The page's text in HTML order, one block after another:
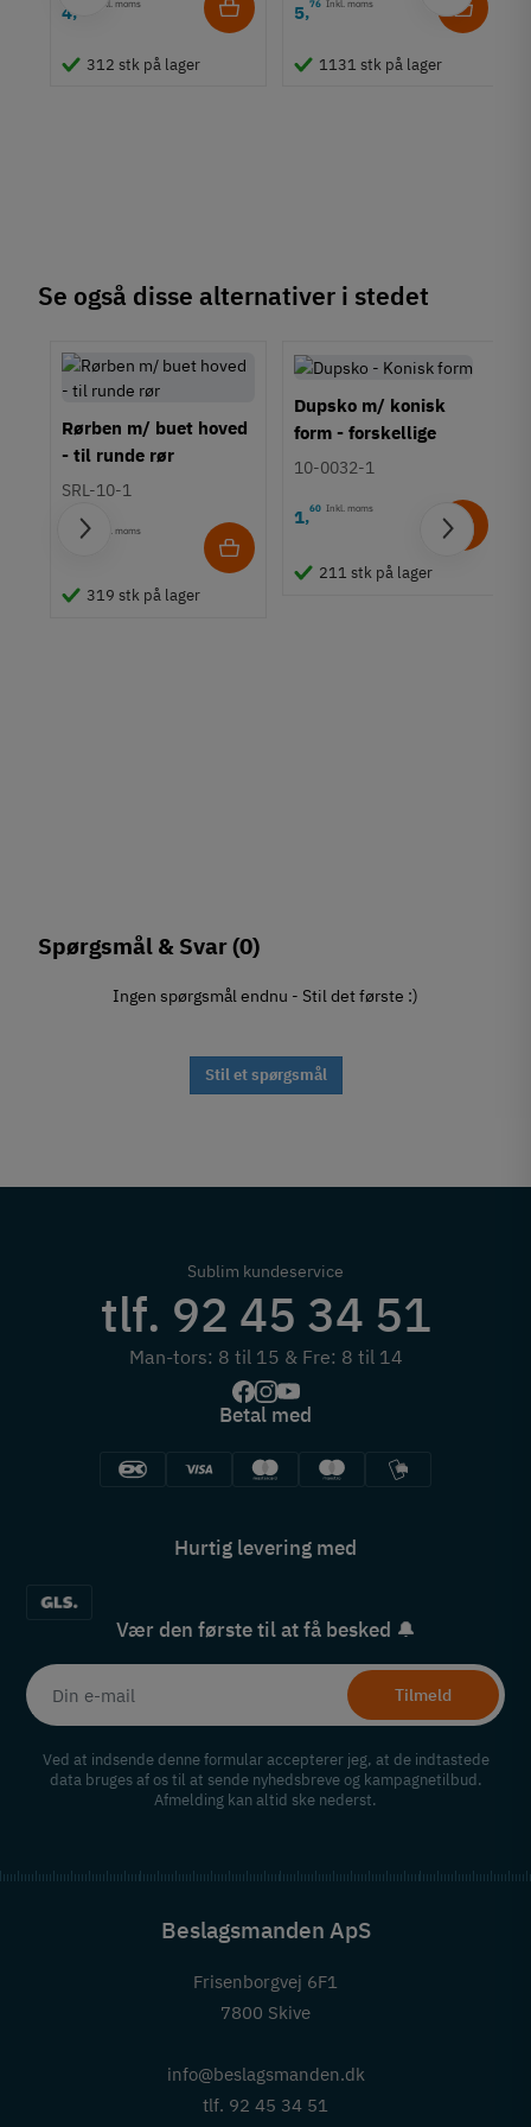
4, Inkl. moms
312 stk på lager
5,76 Inkl. moms
1131 stk på lager
Se også disse alternativer i stedet
Rørben m/ buet hoved
- til runde rør
SRL-10-1
05 Inkl. moms
319 stk på lager
Dupsko m/ konisk
form - forskellige
størrelser
10-0032-1
1,60 Inkl. moms
211 stk på lager
Spørgsmål & Svar(0)
Ingen spørgsmål endnu - Stil det første :)
Stil et spørgsmål
Sublim kundeservice
tlf. 92 45 34 51
Man-tors: 8 til 15 & Fre: 8 til 14
Betal med
Hurtig levering med
Vær den første til at få besked 🔔
Tilmeld
Ved at indsende denne formular accepterer jeg, at de indtastede
data bruges af os til at sende nyhedsbreve og kampagnetilbud.
Afmelding kan altid ske nederst.
Beslagsmanden ApS
Frisenborgvej 6F1
7800 Skive
info@beslagsmanden.dk
tlf. 92 45 34 51